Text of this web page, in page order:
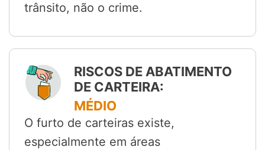
trânsito, não o crime.
RISCOS DE ABATIMENTO
DE CARTEIRA:
MÉDIO
O furto de carteiras existe,
especialmente em áreas